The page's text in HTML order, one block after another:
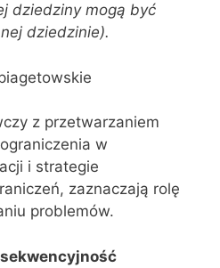
dziedziny mogą być
dziedzinie).
z przetwarzaniem
w
i strategie
zaznaczają rolę
problemów.
sekwencyjność